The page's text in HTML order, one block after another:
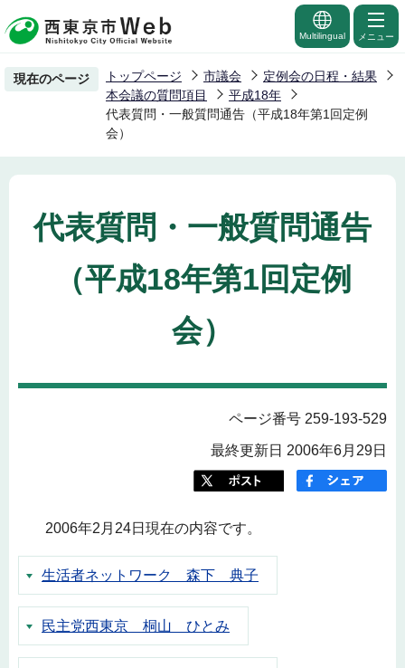
の
ー
先
頭
Multilingual メニュー
現在のページ トップページ 市議会
定例会の日程・結果
本会議の質問項目
平成18年
代表質問・一般質問通告（平成18年第1回定例
会）
代表質問・一般質問通告
（平成18年第1回定例
会）
ページ番号 259-193-529
最終更新日 2006年6月29日
2006年2月24日現在の内容です。
生活者ネットワーク 森下 典子
民主党西東京 桐山 ひとみ